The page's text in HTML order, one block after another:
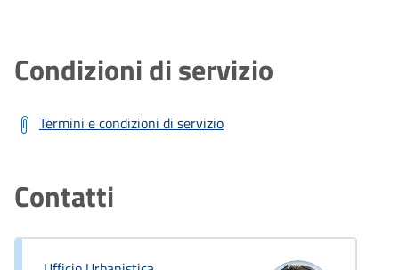
Condizioni di servizio
Termini e condizioni di servizio
Contatti